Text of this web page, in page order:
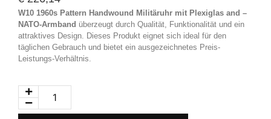
W10 1960s Pattern Handwound Militäruhr mit Plexiglas and –
NATO-Armband überzeugt durch Qualität, Funktionalität und ein
attraktives Design. Dieses Produkt eignet sich ideal für den
täglichen Gebrauch und bietet ein ausgezeichnetes Preis-
Leistungs-Verhältnis.